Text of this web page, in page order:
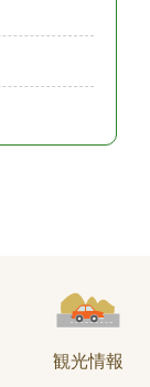
観光情報